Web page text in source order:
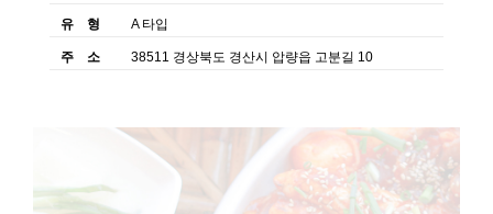
유 형 A 타입
주 소 38511 경상북도 경산시 압량읍 고분길 10